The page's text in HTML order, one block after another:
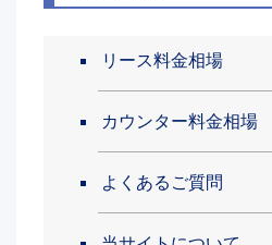
リース料金相場
カウンター料金相場
よくあるご質問